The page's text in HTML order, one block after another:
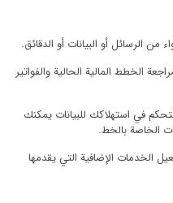
الرسائل أو البيانات أو الدقائق.
الخطط المالية الحالية والفواتير
في استهلاكك للبيانات يمكنك
الخاصة بالخط.
الخدمات الإضافية التي يقدمها